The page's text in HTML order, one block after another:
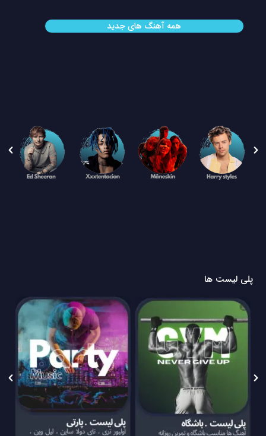
همه آهنگ های جدید
پلی لیست ها